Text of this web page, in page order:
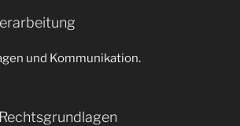
und Kommunikation.